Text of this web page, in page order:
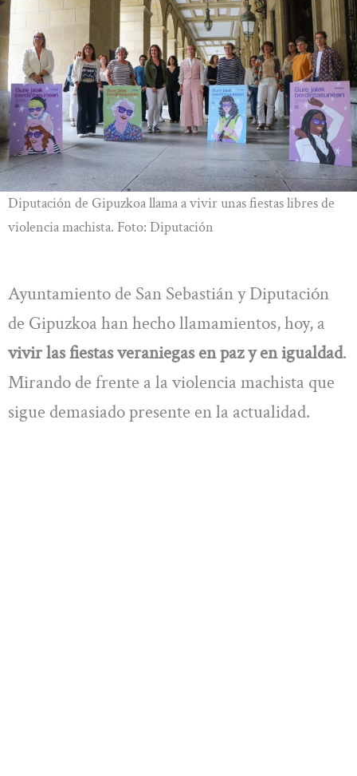
Diputación de Gipuzkoa llama a vivir unas fiestas libres de
violencia machista. Foto: Diputación
Ayuntamiento de San Sebastián y Diputación
de Gipuzkoa han hecho llamamientos, hoy, a
vivir las fiestas veraniegas en paz y en igualdad.
Mirando de frente a la violencia machista que
sigue demasiado presente en la actualidad.